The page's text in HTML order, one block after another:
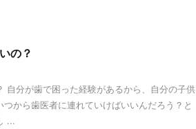
の？
自分が歯で困った経験があるから、自分の子供
から歯医者に連れていけばいいんだろう？と
...